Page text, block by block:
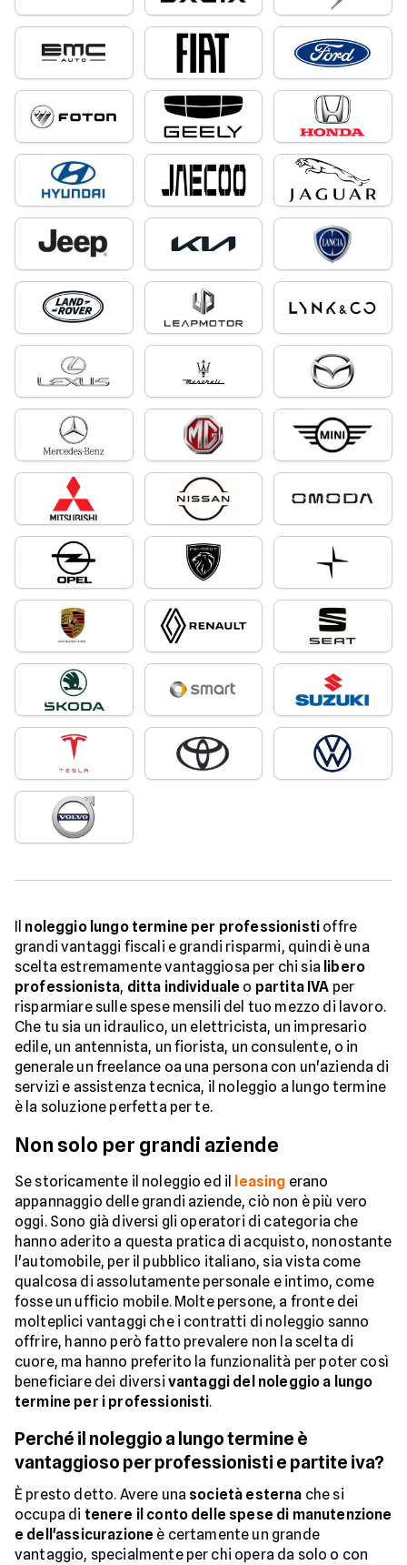
Il noleggio lungo termine per professionisti offre
grandi vantaggi fiscali e grandi risparmi, quindi è una
scelta estremamente vantaggiosa per chi sia libero
professionista, ditta individuale o partita IVA per
risparmiare sulle spese mensili del tuo mezzo di lavoro.
Che tu sia un idraulico, un elettricista, un impresario
edile, un antennista, un fiorista, un consulente, o in
generale un freelance oa una persona con un'azienda di
servizi e assistenza tecnica, il noleggio a lungo termine
è la soluzione perfetta per te.
Non solo per grandi aziende
Se storicamente il noleggio ed il leasing erano
appannaggio delle grandi aziende, ciò non è più vero
oggi. Sono già diversi gli operatori di categoria che
hanno aderito a questa pratica di acquisto, nonostante
l'automobile, per il pubblico italiano, sia vista come
qualcosa di assolutamente personale e intimo, come
fosse un ufficio mobile. Molte persone, a fronte dei
molteplici vantaggi che i contratti di noleggio sanno
offrire, hanno però fatto prevalere non la scelta di
cuore, ma hanno preferito la funzionalità per poter così
beneficiare dei diversi vantaggi del noleggio a lungo
termine per i professionisti.
Perché il noleggio a lungo termine è
vantaggioso per professionisti e partite iva?
È presto detto. Avere una società esterna che si
occupa di tenere il conto delle spese di manutenzione
e dell'assicurazione è certamente un grande
vantaggio, specialmente per chi opera da solo o con